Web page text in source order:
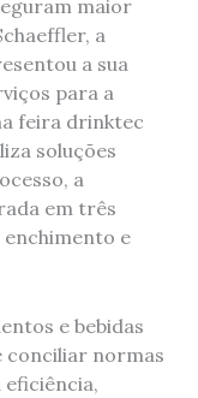
maior
a
a sua
para a
feira drinktec
soluções
a
em três
e
e bebidas
conciliar normas